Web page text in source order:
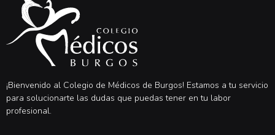
¡Bienvenido al Colegio de Médicos de Burgos! Estamos a tu servicio
para solucionarte las dudas que puedas tener en tu labor
profesional.